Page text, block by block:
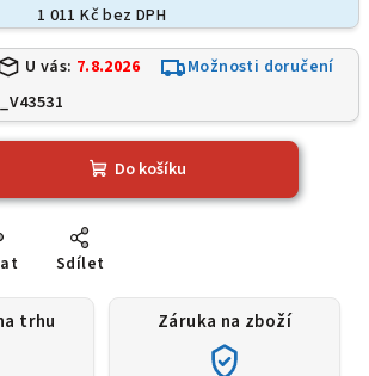
1 011 Kč bez DPH
U vás: 7.8.2026
Možnosti doručení
Do košíku
Sdílet
trhu Záruka na zboží